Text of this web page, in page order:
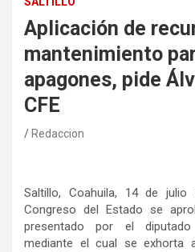
Aplicación de
mantenimiento
apagones, pide
CFE
Redaccion
Saltillo, Coahuila, 14 de
Congreso del Estado se
presentado por el
mediante el cual se exhorta